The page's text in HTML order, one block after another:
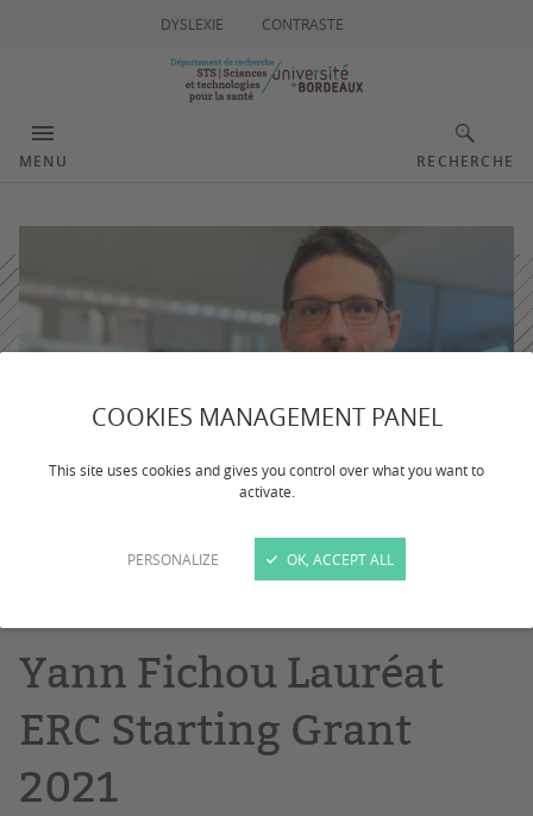
COOKIES MANAGEMENT PANEL
This site uses cookies and gives you control over what you want to
activate.
PERSONALIZE OK, ACCEPT ALL
DYSLEXIE CONTRASTE
MENU RECHERCHE
Projet de recherche
ERC
Yann Fichou Lauréat
ERC Starting Grant
2021